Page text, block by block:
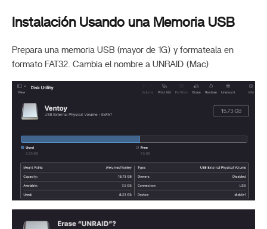
Instalación Usando una Memoria USB
Prepara una memoria USB (mayor de 1G) y formateala en
formato FAT32. Cambia el nombre a UNRAID (Mac)